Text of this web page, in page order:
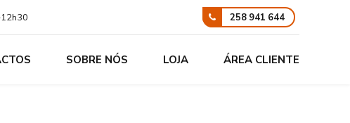
258 941 644
SOBRE NÓS LOJA ÁREA CLIENTE